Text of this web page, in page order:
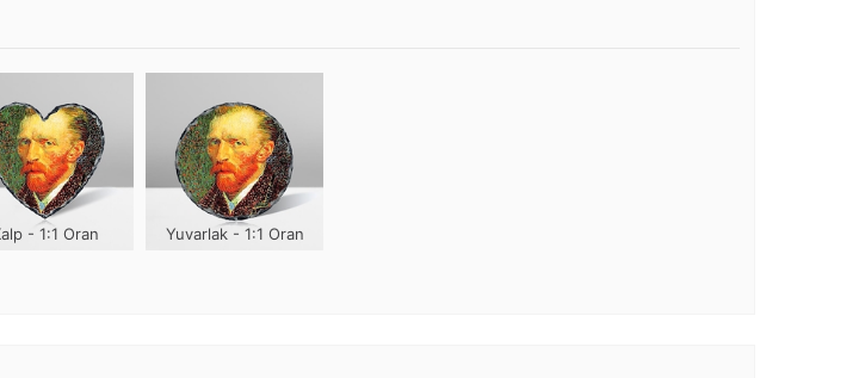
- 1:1 Oran Yuvarlak - 1:1 Oran